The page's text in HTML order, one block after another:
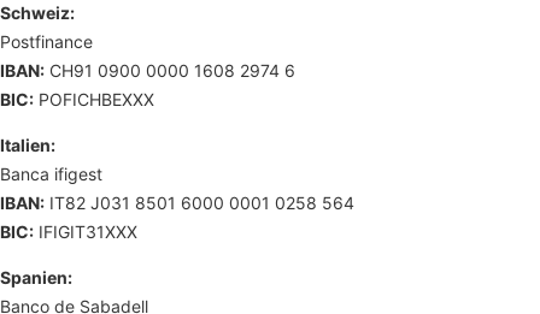
Schweiz:
Postfinance
IBAN: CH91 0900 0000 1608 2974 6
BIC: POFICHBEXXX
Italien:
Banca ifigest
IBAN: IT82 J031 8501 6000 0001 0258 564
BIC: IFIGIT31XXX
Spanien:
Banco de Sabadell